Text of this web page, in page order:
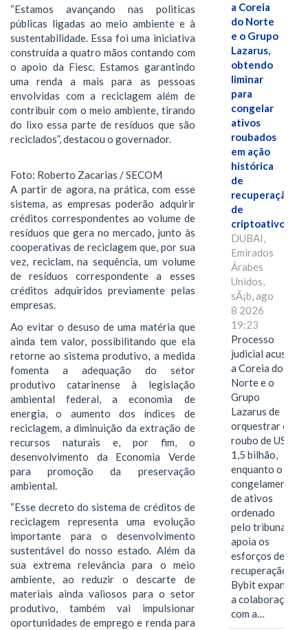
“Estamos avançando nas politicas
públicas ligadas ao meio ambiente e à
sustentabilidade. Essa foi uma iniciativa
construída a quatro mãos contando com
o apoio da Fiesc. Estamos garantindo
uma renda a mais para as pessoas
envolvidas com a reciclagem além de
contribuir com o meio ambiente, tirando
do lixo essa parte de resíduos que são
reciclados”, destacou o governador.
Foto: Roberto Zacarias / SECOM
A partir de agora, na prática, com esse
sistema, as empresas poderão adquirir
créditos correspondentes ao volume de
resíduos que gera no mercado, junto às
cooperativas de reciclagem que, por sua
vez, reciclam, na sequência, um volume
de resíduos correspondente a esses
créditos adquiridos previamente pelas
empresas.
Ao evitar o desuso de uma matéria que
ainda tem valor, possibilitando que ela
retorne ao sistema produtivo, a medida
fomenta a adequação do setor
produtivo catarinense à legislação
ambiental federal, a economia de
energia, o aumento dos índices de
reciclagem, a diminuição da extração de
recursos naturais e, por fim, o
desenvolvimento da Economia Verde
para promoção da preservação
ambiental.
“Esse decreto do sistema de créditos de
reciclagem representa uma evolução
importante para o desenvolvimento
sustentável do nosso estado. Além da
sua extrema relevância para o meio
ambiente, ao reduzir o descarte de
materiais ainda valiosos para o setor
produtivo, também vai impulsionar
oportunidades de emprego e renda para
a Coreia
do Norte
e o Grupo
Lazarus,
obtendo
liminar
para
congelar
ativos
roubados
em ação
histórica
de
recuperação
de
criptoativos
DUBAI,
Emirados
Árabes
Unidos,
sÃ¡b, ago
8 2026
19:23
Processo
judicial acusa
a Coreia do
Norte e o
Grupo
Lazarus de
orquestrar o
roubo de US$
1,5 bilhão,
enquanto o
congelamento
de ativos
ordenado
pelo tribunal
apoia os
esforços de
recuperação e
Bybit expande
a colaboração
com a…